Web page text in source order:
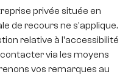
privée située en
de recours ne s'applique.
relative à l'accessibilité
via les moyens
vos remarques au